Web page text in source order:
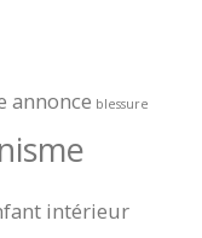
annonce blessure
intérieur